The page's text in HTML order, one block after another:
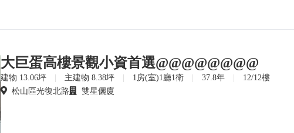
大巨蛋高樓景觀小資首選@@@@@@@@
建物 13.06坪 主建物 8.38坪 1房(室)1廳1衛 37.8年 12/12樓
松山區光復北路 雙星儷廈